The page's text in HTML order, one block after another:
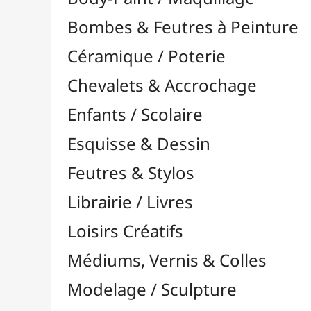
Feutres & Stylos
Librairie / Livres
Loisirs Créatifs
Médiums, Vernis & Colles
Modelage / Sculpture
Peintures / Couleurs
Résines / Moulage
Supports Dessin & Peinture
Transport / Rangement
Vannerie / Rotin
Papeterie & Bureau